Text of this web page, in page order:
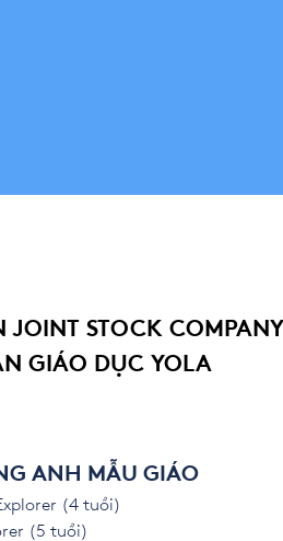
JOINT STOCK COMPANY
GIÁO DỤC YOLA
ANH MẪU GIÁO
(4 tuổi)
(5 tuổi)